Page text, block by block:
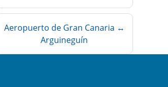
Aeropuerto de Gran Canaria ↔
Arguineguín